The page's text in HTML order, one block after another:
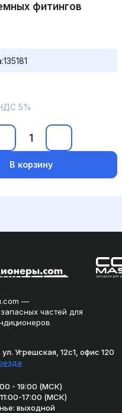
фитингов
135181
5%
В корзину
—
частей для
Угрешская, 12с1, офис 120
- 19:00 (МСК)
17:00 (МСК)
выходной